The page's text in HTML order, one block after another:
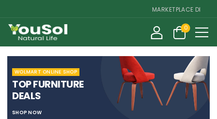
MARKETPLACE DE
0
WOLMART ONLINE SHOP
TOP FURNITURE
DEALS
SHOP NOW